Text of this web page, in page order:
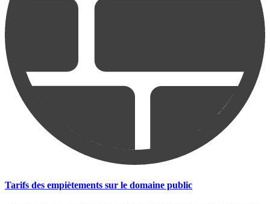
Tarifs des empiètements sur le domaine public